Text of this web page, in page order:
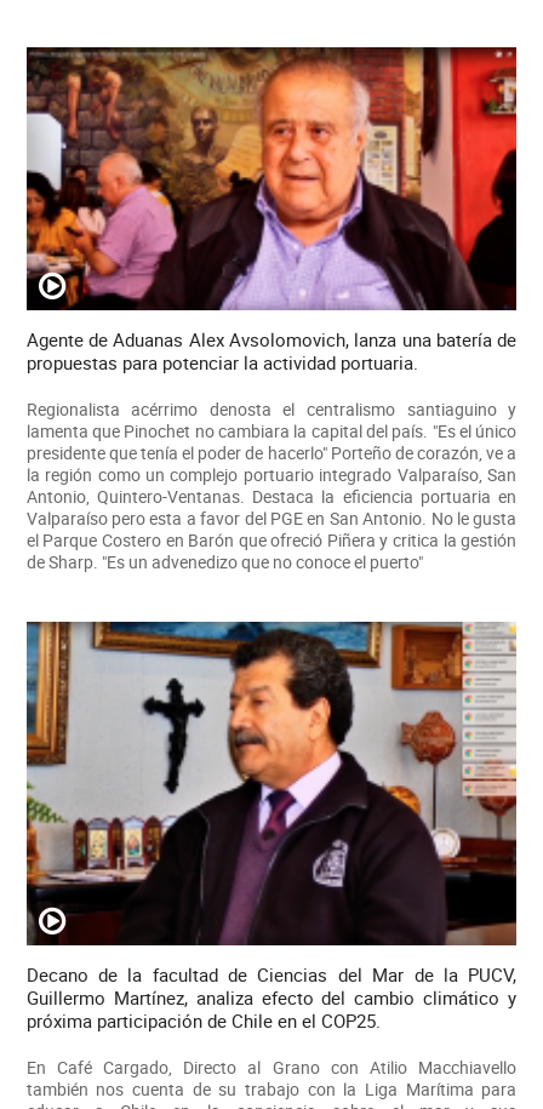
Agente de Aduanas Alex Avsolomovich, lanza una batería de
propuestas para potenciar la actividad portuaria.
Regionalista acérrimo denosta el centralismo santiaguino y
lamenta que Pinochet no cambiara la capital del país. "Es el único
presidente que tenía el poder de hacerlo" Porteño de corazón, ve a
la región como un complejo portuario integrado Valparaíso, San
Antonio, Quintero-Ventanas. Destaca la eficiencia portuaria en
Valparaíso pero esta a favor del PGE en San Antonio. No le gusta
el Parque Costero en Barón que ofreció Piñera y critica la gestión
de Sharp. "Es un advenedizo que no conoce el puerto"
Decano de la facultad de Ciencias del Mar de la PUCV,
Guillermo Martínez, analiza efecto del cambio climático y
próxima participación de Chile en el COP25.
En Café Cargado, Directo al Grano con Atilio Macchiavello
también nos cuenta de su trabajo con la Liga Marítima para